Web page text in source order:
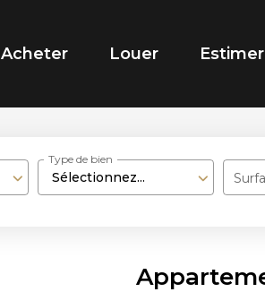
Acheter Louer Estimer
Sélectionnez...
Type de bien